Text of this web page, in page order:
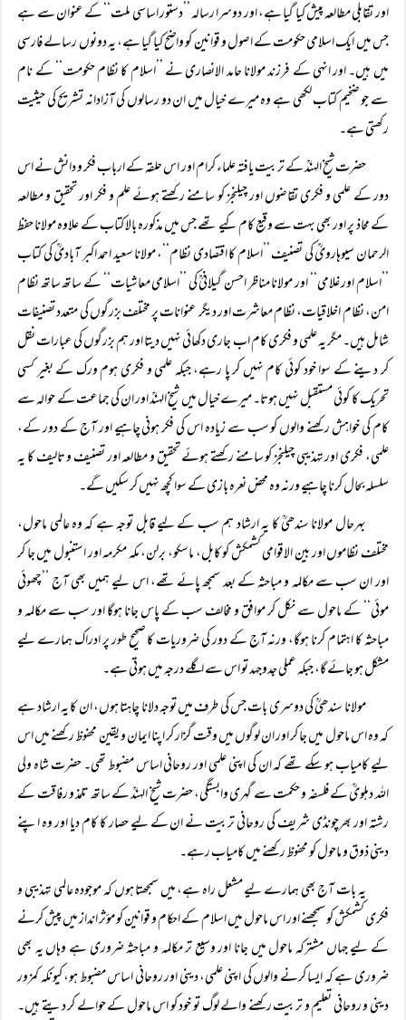
اور تقابلی مطالعہ پیش کیا گیا ہے، اور دوسرا رسالہ ’’دستور اساسی ملت‘‘ کے عنوان سے ہے
جس میں ایک اسلامی حکومت کے اصول و قوانین کو واضح کیا گیا ہے، یہ دونوں رسالے فارسی
میں ہیں۔ اور انہی کے فرزند مولانا حامد الانصاری نے ’’اسلام کا نظام حکومت‘‘ کے نام
سے جو ضخیم کتاب لکھی ہے وہ میرے خیال میں ان دو رسالوں کی آزادانہ تشریح کی حیثیت
رکھتی ہے۔
حضرت شیخ الہندؒ کے تربیت یافتہ علماء کرام اور اس حلقہ کے ارباب فکر و دانش نے اس
دور کے علمی و فکری تقاضوں اور چیلنجز کو سامنے رکھتے ہوئے علم و فکر اور تحقیق و مطالعہ
کے محاذ پر اور بھی بہت سے وقیع کام کیے تھے جس میں مذکورہ بالا کتاب کے علاوہ مولانا حفظ
الرحمان سیوہارویؒ کی تصنیف ’’اسلام کا اقتصادی نظام‘‘، مولانا سعید احمد اکبر آبادیؒ کی کتاب
’’اسلام اور غلامی‘‘ اور مولانا مناظر احسن گیلانیؒ کی ’’اسلامی معاشیات‘‘ کے ساتھ ساتھ نظام
امن، نظام اخلاقیات، نظام معاشرت اور دیگر عنوانات پر مختلف بزرگوں کی متعدد تصنیفات
شامل ہیں۔ مگر یہ علمی و فکری کام اب جاری دکھائی نہیں دیتا اور ہم بزرگوں کی عبارات نقل
کر دینے کے سوا خود کوئی کام نہیں کر پا رہے، جبکہ علمی و فکری ہوم ورک کے بغیر کسی
تحریک کا کوئی مستقبل نہیں ہوتا۔ میرے خیال میں شیخ الہندؒ اور ان کی جماعت کے حوالہ سے
کام کی خواہش رکھنے والوں کو سب سے زیادہ اس کی فکر ہونی چاہیے اور آج کے دور کے،
علمی، فکری اور تہذیبی چیلنجز کو سامنے رکھتے ہوئے تحقیق و مطالعہ اور تصنیف و تالیف کا یہ
سلسلہ بحال کرنا چاہیے ورنہ وہ محض نعرہ بازی کے سوا کچھ نہیں کر سکیں گے۔
بہرحال مولانا سندھیؒ کا یہ ارشاد ہم سب کے لیے قابل توجہ ہے کہ وہ عالمی ماحول،
مختلف نظاموں اور بین الاقوامی کشمکش کو کابل، ماسکو، برلن، مکہ مکرمہ اور استنبول میں جا کر
اور ان سب سے مکالمہ و مباحثہ کے بعد سمجھ پائے تھے، اس لیے ہمیں بھی آج ’’چھوئی
موئی‘‘ کے ماحول سے نکل کر موافق و مخالف سب کے پاس جانا ہوگا اور سب سے مکالمہ و
مباحثہ کا اہتمام کرنا ہوگا، ورنہ آج کے دور کی ضروریات کا صحیح طور پر ادراک ہمارے لیے
مشکل ہو جائے گا، جبکہ عملی جدوجہد تو اس سے اگلے درجہ میں ہوتی ہے۔
مولانا سندھیؒ کی دوسری بات جس کی طرف میں توجہ دلانا چاہتا ہوں، ان کا یہ ارشاد ہے
کہ وہ اس ماحول میں جا کر اور ان لوگوں میں وقت گزار کر اپنا ایمان و یقین محفوظ رکھنے میں اس
لیے کامیاب ہو سکے تھے کہ ان کی اپنی علمی اور روحانی اساس مضبوط تھی۔ حضرت شاہ ولی
اللہ دہلویؒ کے فلسفہ و حکمت سے گہری وابستگی، حضرت شیخ الہندؒ کے ساتھ تلمذ و رفاقت کے
رشتہ اور بھرچونڈی شریف کی روحانی تربیت نے ان کے لیے حصار کا کام دیا اور وہ اپنے
دینی ذوق و ماحول کو محفوظ رکھنے میں کامیاب رہے۔
یہ بات آج بھی ہمارے لیے مشعل راہ ہے، میں سمجھتا ہوں کہ موجودہ عالمی تہذیبی و
فکری کشمکش کو سمجھنے اور اس ماحول میں اسلام کے احکام و قوانین کو مؤثر انداز میں پیش کرنے
کے لیے جہاں مشترکہ ماحول میں جانا اور وسیع تر مکالمہ و مباحثہ ضروری ہے وہاں یہ بھی
ضروری ہے کہ ایسا کرنے والوں کی اپنی علمی، دینی اور روحانی اساس مضبوط ہو، کیونکہ کمزور
دینی و روحانی تعلیم و تربیت رکھنے والے لوگ تو خود کو اس ماحول کے حوالے کر دیتے ہیں۔